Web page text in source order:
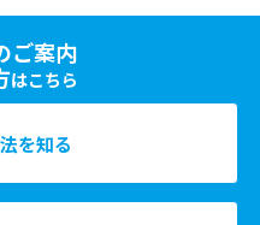
ご案内
はこちら
を知る